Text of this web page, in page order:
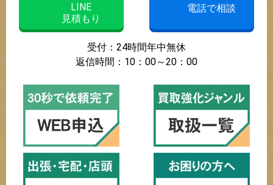
LINE
見積もり
電話で相談
受付：24時間年中無休
返信時間：10：00～20：00